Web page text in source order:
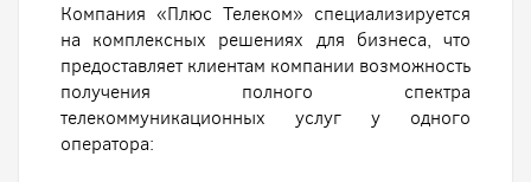
Компания «Плюс Телеком» специализируется
на комплексных решениях для бизнеса, что
предоставляет клиентам компании возможность
получения полного спектра
телекоммуникационных услуг у одного
оператора: